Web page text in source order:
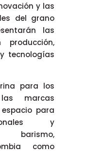
y las
del grano
las
tecnologías
para los
marcas
para
y
barismo,
como